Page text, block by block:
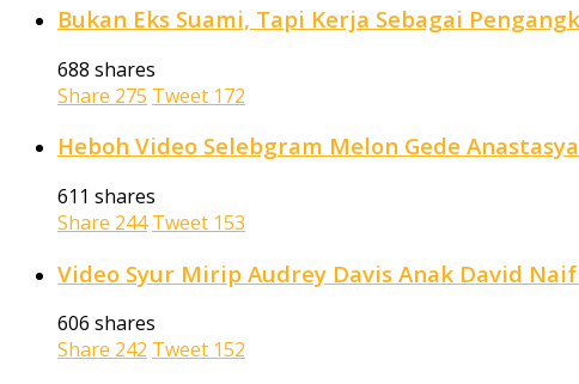
Bukan Eks Suami, Tapi Kerja Sebagai
688 shares
Share 275 Tweet 172
Heboh Video Selebgram Melon Gede
611 shares
Share 244 Tweet 153
Video Syur Mirip Audrey Davis Anak David
606 shares
Share 242 Tweet 152